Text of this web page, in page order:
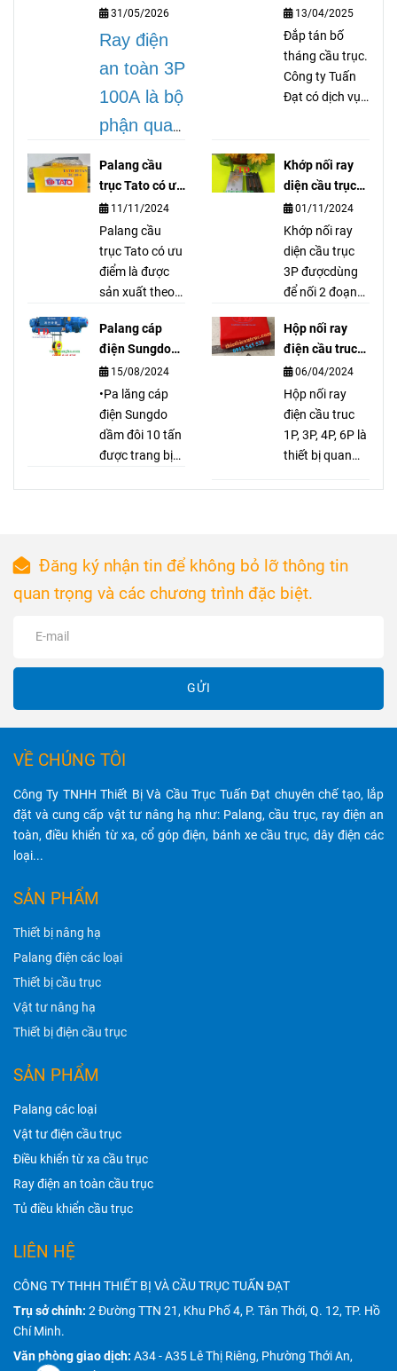
lá gì?
31/05/2026
Ray điện
an toàn 3P
100A là bộ
phận quan
trong hệ
thống cầu
trục, dùng
để truyền
dẫn cũng
như cấp
điện cho
mô tơ, pa
lăng.
là gì?
13/04/2025
Đắp tán bố
tháng cầu trục.
Công ty Tuấn
Đạt có dịch vụ
cầu trục cổng
trục palang
thiết bị nâng hạ
nặng, ép đắp
tán dán các
loại bố.
Palang cầu
trục Tato có ưu
điểm gì ?
11/11/2024
Palang cầu
trục Tato có ưu
điểm là được
sản xuất theo
Nhật Bản, đó
đó Palang cầu
trục Tato có độ
bền cao và
chất lượng luôn
ổn định từ
nhiều năm qua.
Khớp nối ray
diện cầu trục
3P là gì?
01/11/2024
Khớp nối ray
diện cầu trục
3P đượcdùng
để nối 2 đoạn
nhau nhưng
đảm bảo chổi
quét điện hoạt
động tốt. Khớp
nối ray diện cầu
trục 3P hàng
có sẳn tại kho
Palang cáp
điện Sungdo
10 tấn có đặc
điểm gì?
15/08/2024
•Pa lăng cáp
điện Sungdo
dầm đôi 10 tấn
được trang bị
chuẩn bảo vệ
IP44, IP54,
đảm bảo khả
Hộp nối ray
điện cầu truc
1P, 3P, 4P, 6P là
gì?
06/04/2024
Hộp nối ray
điện cầu truc
1P, 3P, 4P, 6P là
thiết bị quan
điện, đảm bảo
an toàn và hiệu
suất hoạt động
Đăng ký nhận tin để không bỏ lỡ thông tin
quan trọng và các chương trình đặc biệt.
GỬI
VỀ CHÚNG TÔI
Công Ty TNHH Thiết Bị Và Cầu Trục Tuấn Đạt chuyên chế tạo, lắp
đặt và cung cấp vật tư nâng hạ như: Palang, cầu trục, ray điện an
toàn, điều khiển từ xa, cổ góp điện, bánh xe cầu trục, dây điện các
loại...
SẢN PHẨM
Thiết bị nâng hạ
Palang điện các loại
Thiết bị cầu trục
Vật tư nâng hạ
Thiết bị điện cầu trục
SẢN PHẨM
Palang các loại
Vật tư điện cầu trục
Điều khiển từ xa cầu trục
Ray điện an toàn cầu trục
Tủ điều khiển cầu trục
LIÊN HỆ
CÔNG TY THHH THIẾT BỊ VÀ CẦU TRỤC TUẤN ĐẠT
Trụ sở chính: 2 Đường TTN 21, Khu Phố 4, P. Tân Thới, Q. 12, TP. Hồ
Chí Minh.
Văn phòng giao dịch: A34 - A35 Lê Thị Riêng, Phường Thới An,